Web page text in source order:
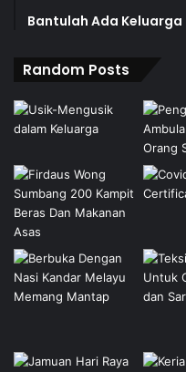
Bantulah Ada
Random Posts